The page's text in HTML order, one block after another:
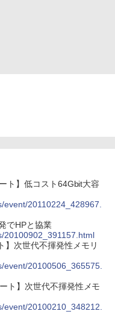
ト】低コスト64Gbit大容
event/20110224_428967.
でHPと協業
20100902_391157.html
】次世代不揮発性メモリ
event/20100506_365575.
ト】次世代不揮発性メモ
event/20100210_348212.